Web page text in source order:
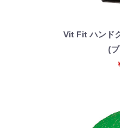
Vit Fit ハンド
(